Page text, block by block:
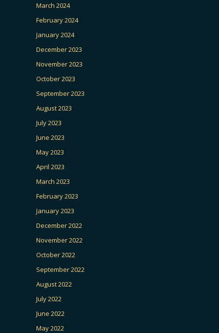
March 2024
February 2024
January 2024
December 2023
November 2023
October 2023
September 2023
August 2023
July 2023
June 2023
May 2023
April 2023
March 2023
February 2023
January 2023
December 2022
November 2022
October 2022
September 2022
August 2022
July 2022
June 2022
May 2022